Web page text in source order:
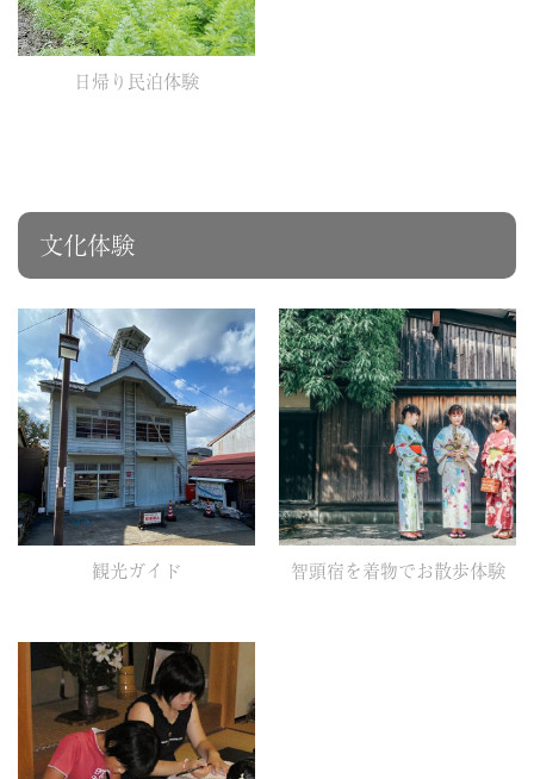
日帰り民泊体験
文化体験
観光ガイド 智頭宿を着物でお散歩体験